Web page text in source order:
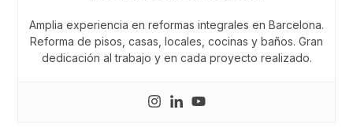
Amplia experiencia en reformas integrales en Barcelona.
Reforma de pisos, casas, locales, cocinas y baños. Gran
dedicación al trabajo y en cada proyecto realizado.